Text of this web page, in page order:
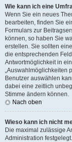
Wie kann ich eine
Wenn Sie ein neues
bearbeiten, finden Sie
Formulars zur
können, so haben Sie
erstellen. Sie sollten
die entsprechenden
Antwortmöglichkeit in
„Auswahlmöglichkeiten
Benutzer auswählen
dabei eine zeitlich
Stimme ändern können.
Nach oben
Wieso kann ich nicht
Die maximal zulässige
Administration